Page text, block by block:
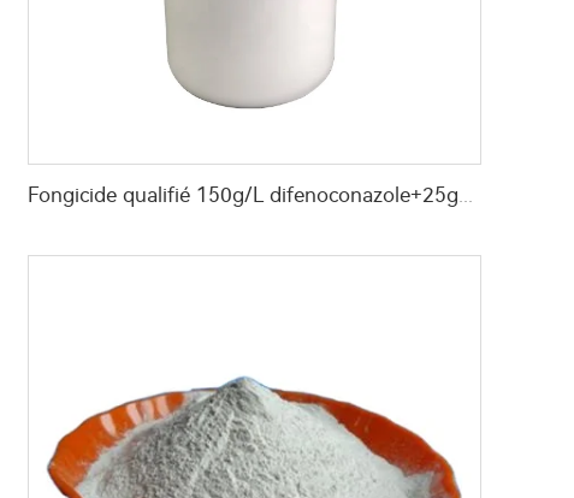
Fongicide qualifié 150g/L difenoconazole+25g/L hexaconazole+200g/L azoxystrobin SC